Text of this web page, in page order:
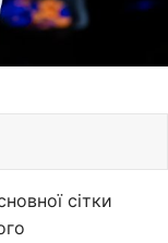
сітки